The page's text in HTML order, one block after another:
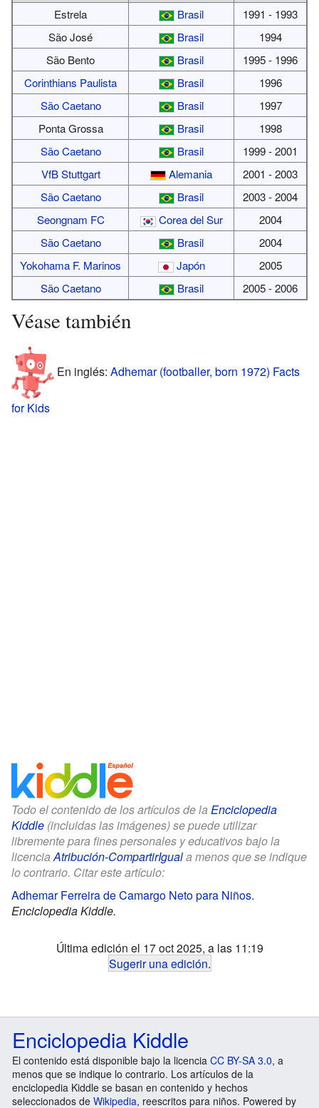
Estrela Brasil
1991 - 1993
São José
Brasil
1994
São Bento
Brasil
1995 - 1996
Corinthians Paulista
Brasil
1996
São Caetano
Brasil
1997
Ponta Grossa
Brasil
1998
São Caetano
Brasil
1999 - 2001
VfB Stuttgart
Alemania
2001 - 2003
São Caetano
Brasil
2003 - 2004
Seongnam FC
Corea del Sur
2004
São Caetano
Brasil
2004
Yokohama F. Marinos
Japón
2005
São Caetano
Brasil 2005 - 2006
Véase también
En inglés: Adhemar (footballer, born 1972) Facts
for Kids
Todo el contenido de los artículos de la Enciclopedia
Kiddle (incluidas las imágenes) se puede utilizar
libremente para fines personales y educativos bajo la
licenciaAtribución-CompartirIguala menos que se indique
lo contrario. Citar este artículo:
Adhemar Ferreira de Camargo Neto para Niños.
Enciclopedia Kiddle.
Última edición el 17 oct 2025, a las 11:19
Sugerir una edición.
Enciclopedia Kiddle
El contenido está disponible bajo la licencia CC BY-SA 3.0, a
menos que se indique lo contrario. Los artículos de la
enciclopedia Kiddle se basan en contenido y hechos
seleccionados de Wikipedia, reescritos para niños. Powered by